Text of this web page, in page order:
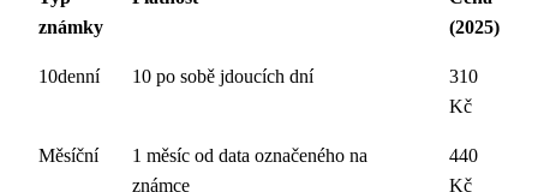
známky
(2025)
10denní 10 po sobě jdoucích dní
310
Kč
Měsíční
1 měsíc od data označeného na
známce
440
Kč